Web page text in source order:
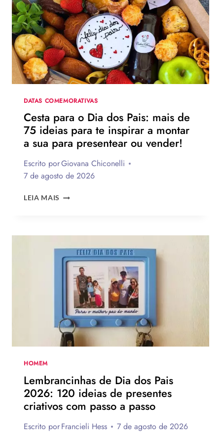
DOS
PAIS?
VEJA
130
FRASES
EMOCIONANTES
PARA
HOMENAGEAR
DATA
DATAS COMEMORATIVAS
Cesta para o Dia dos Pais: mais de
75 ideias para te inspirar a montar
a sua para presentear ou vender!
Escrito porGiovana Chiconelli
7 de agosto de 2026
LEIA MAIS CESTA
DOS
PAIS:
MAIS
IDEIAS
INSPIRAR
A
MONTAR
PRESENTEAR
OU
VENDER!
HOMEM
Lembrancinhas de Dia dos Pais
2026: 120 ideias de presentes
criativos com passo a passo
Escrito porFrancieli Hess 7 de agosto de 2026